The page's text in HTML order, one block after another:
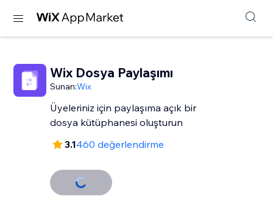
Wix Dosya Paylaşımı
Sunan:Wix
Üyeleriniz için paylaşıma açık bir
dosya kütüphanesi oluşturun
3.1460 değerlendirme